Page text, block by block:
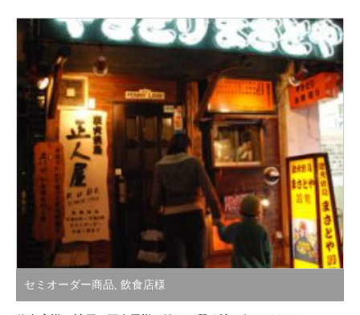
セミオーダー商品, 飲食店様